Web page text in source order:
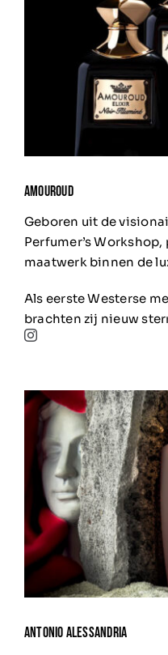
AMOUROUD
Geboren uit de
Perfumer’s
maatwerk binnen de
Als eerste Westerse
brachten zij nieuw
ANTONIO ALESSANDRIA